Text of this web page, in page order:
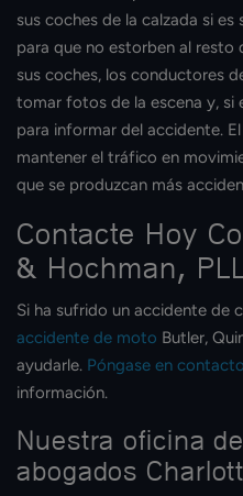
sus coches de la calzada si
para que no estorben al resto
sus coches, los conductores
tomar fotos de la escena y, si
para informar del accidente.
mantener el tráfico en
que se produzcan más
Contacte Hoy
& Hochman,
Si ha sufrido un accidente de
accidente de moto Butler,
ayudarle. Póngase en
información.
Nuestra oficina
abogados